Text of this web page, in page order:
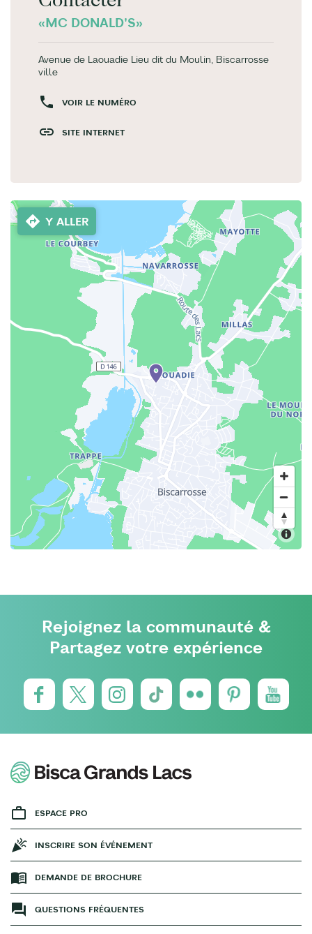
«MC DONALD'S»
Avenue de Laouadie Lieu dit du Moulin, Biscarrosse
ville
VOIR LE NUMÉRO
SITE INTERNET
Y ALLER
Rejoignez la communauté &
Partagez votre expérience
ESPACE PRO
INSCRIRE SON ÉVÉNEMENT
DEMANDE DE BROCHURE
QUESTIONS FRÉQUENTES